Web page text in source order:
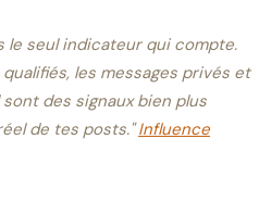
le seul indicateur qui compte.
les messages privés et
des signaux bien plus
de tes posts." Influence